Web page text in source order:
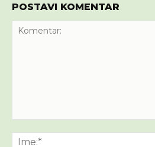
POSTAVI KOMENTAR